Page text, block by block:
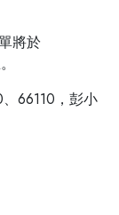
將於
66110，彭小